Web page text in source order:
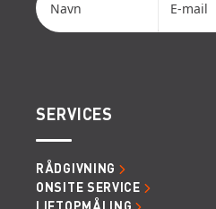
SERVICES
RÅDGIVNING
ONSITE SERVICE
LIFTOPMÅLING